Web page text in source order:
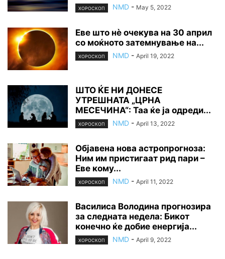
ХОРОСКОП NMD - May 5, 2022
Еве што нè очекува на 30 април
со моќното затемнување на...
ХОРОСКОП NMD - April 19, 2022
ШТО ЌЕ НИ ДОНЕСЕ
УТРЕШНАТА „ЦРНА
МЕСЕЧИНА“: Таа ќе ја одреди...
ХОРОСКОП NMD - April 13, 2022
Објавена нова астропрогноза:
Ним им пристигаат рид пари –
Еве кому...
ХОРОСКОП NMD - April 11, 2022
Василиса Володина прогнозира
за следната недела: Бикот
конечно ќе добие енергија...
ХОРОСКОП NMD - April 9, 2022